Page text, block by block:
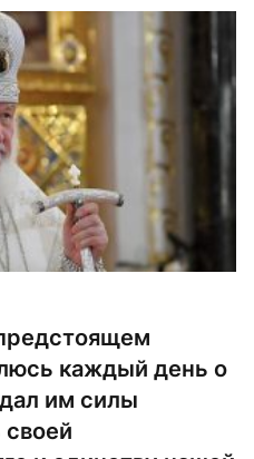
каждый день о
им силы
своей